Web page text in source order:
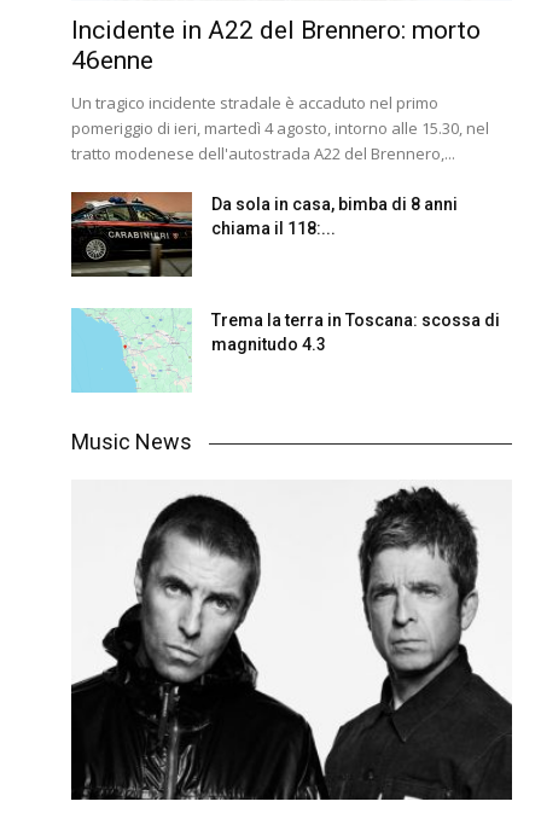
Incidente in A22 del Brennero: morto
46enne
Un tragico incidente stradale è accaduto nel primo
pomeriggio di ieri, martedì 4 agosto, intorno alle 15.30, nel
tratto modenese dell'autostrada A22 del Brennero,...
Da sola in casa, bimba di 8 anni
chiama il 118:...
Trema la terra in Toscana: scossa di
magnitudo 4.3
Music News